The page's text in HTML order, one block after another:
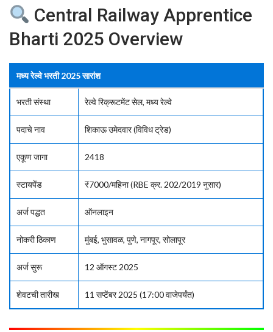
Central Railway Apprentice
Bharti 2025 Overview
मध्य रेल्वे भरती 2025 सारांश
भरती संस्था रेल्वे रिक्रूटमेंट सेल, मध्य रेल्वे
पदाचे नाव शिकाऊ उमेदवार (विविध ट्रेड)
एकूण जागा 2418
स्टायपेंड ₹7000/महिना (RBE क्र. 202/2019 नुसार)
अर्ज पद्धत ऑनलाइन
नोकरी ठिकाण मुंबई, भुसावळ, पुणे, नागपूर, सोलापूर
अर्ज सुरू 12 ऑगस्ट 2025
शेवटची तारीख 11 सप्टेंबर 2025 (17:00 वाजेपर्यंत)